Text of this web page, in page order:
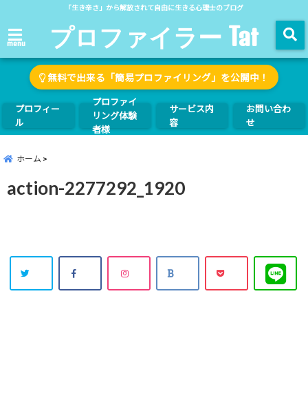
「生き辛さ」から解放されて自由に生きる心理士のブログ
menu プロファイラー Tat
無料で出来る「簡易プロファイリング」を公開中！
プロフィー
ル
プロファイ
リング体験
者様
サービス内
容
お問い合わ
せ
ホーム
action-2277292_1920